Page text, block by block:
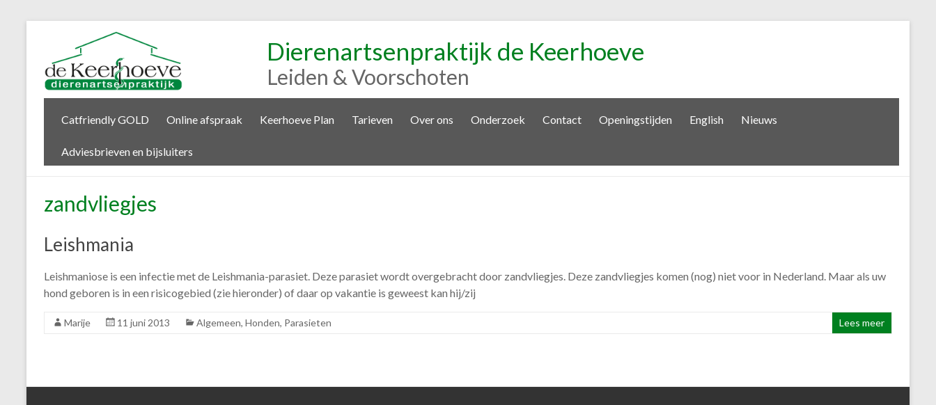
Dierenartsenpraktijk de Keerhoeve
Leiden & Voorschoten
Catfriendly GOLD Online afspraak Keerhoeve Plan Tarieven Over ons Onderzoek Contact Openingstijden English Nieuws
Adviesbrieven en bijsluiters
zandvliegjes
Leishmania
Leishmaniose is een infectie met de Leishmania-parasiet. Deze parasiet wordt overgebracht door zandvliegjes. Deze zandvliegjes komen (nog) niet voor in Nederland. Maar als uw
hond geboren is in een risicogebied (zie hieronder) of daar op vakantie is geweest kan hij/zij
Marije 11 juni 2013 Algemeen, Honden, Parasieten Lees meer